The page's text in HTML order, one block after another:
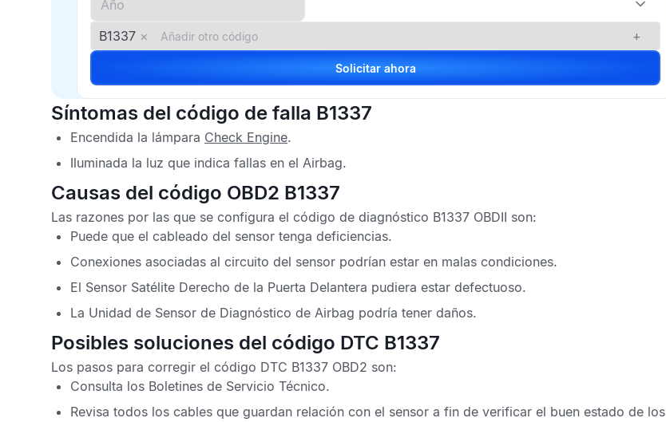
B1337 × +
Solicitar ahora
Síntomas del código de falla B1337
Encendida la lámpara Check Engine.
Iluminada la luz que indica fallas en el Airbag.
Causas del código OBD2 B1337
Las razones por las que se configura el código de diagnóstico B1337 OBDII son:
Puede que el cableado del sensor tenga deficiencias.
Conexiones asociadas al circuito del sensor podrían estar en malas condiciones.
El Sensor Satélite Derecho de la Puerta Delantera pudiera estar defectuoso.
La Unidad de Sensor de Diagnóstico de Airbag podría tener daños.
Posibles soluciones del código DTC B1337
Los pasos para corregir el código DTC B1337 OBD2 son:
Consulta los Boletines de Servicio Técnico.
Revisa todos los cables que guardan relación con el sensor a fin de verificar el buen estado de los